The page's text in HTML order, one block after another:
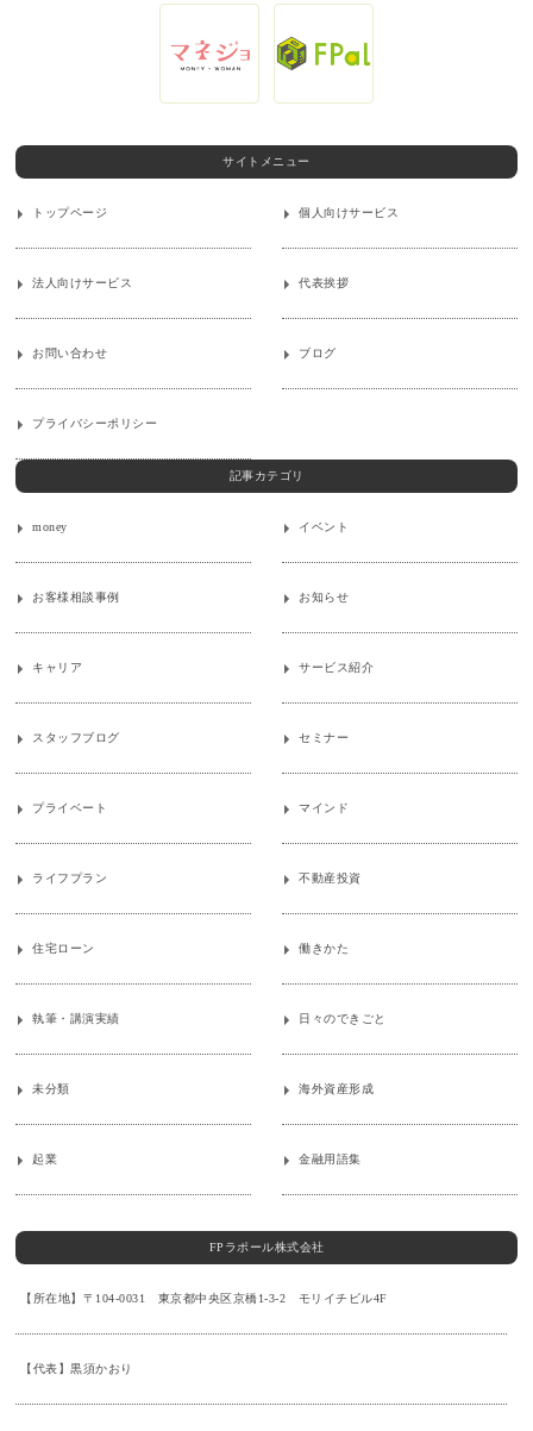
サイトメニュー
トップページ 個人向けサービス
法人向けサービス 代表挨拶
お問い合わせ ブログ
プライバシーポリシー
記事カテゴリ
money イベント
お客様相談事例 お知らせ
キャリア サービス紹介
スタッフブログ セミナー
プライベート マインド
ライフプラン 不動産投資
住宅ローン 働きかた
執筆・講演実績 日々のできごと
未分類 海外資産形成
起業 金融用語集
FPラポール株式会社
【所在地】〒104-0031 東京都中央区京橋1-3-2 モリイチビル4F
【代表】黒須かおり